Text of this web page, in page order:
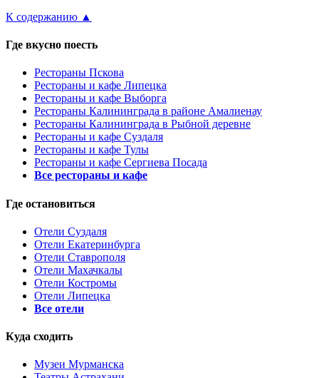
К содержанию ▲
Где вкусно поесть
Рестораны Пскова
Рестораны и кафе Липецка
Рестораны и кафе Выборга
Рестораны Калининграда в районе Амалиенау
Рестораны Калининграда в Рыбной деревне
Рестораны и кафе Суздаля
Рестораны и кафе Тулы
Рестораны и кафе Сергиева Посада
Все рестораны и кафе
Где остановиться
Отели Суздаля
Отели Екатеринбурга
Отели Ставрополя
Отели Махачкалы
Отели Костромы
Отели Липецка
Все отели
Куда сходить
Музеи Мурманска